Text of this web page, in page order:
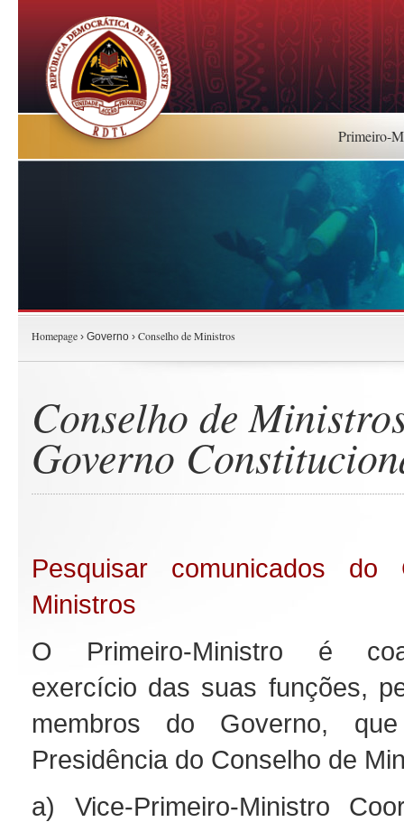
Primeiro-
Homepage › Governo › Conselho de Ministros
Conselho de
Governo
Pesquisar comunicados do
Ministros
O Primeiro-Ministro é
exercício das suas funções,
membros do Governo,
Presidência do Conselho de
a) Vice-Primeiro-Ministro